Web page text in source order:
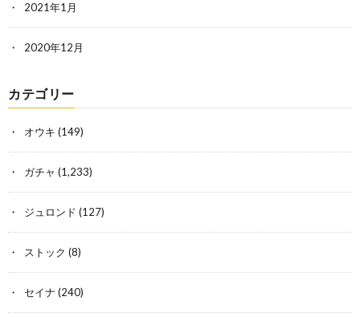
2021年1月
2020年12月
カテゴリー
オウキ (149)
ガチャ (1,233)
ジュロンド (127)
ストック (8)
セイナ (240)